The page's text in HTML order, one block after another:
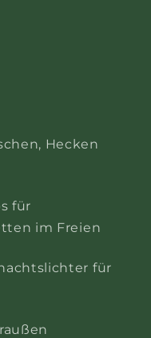
Hecken
für
im Freien
für